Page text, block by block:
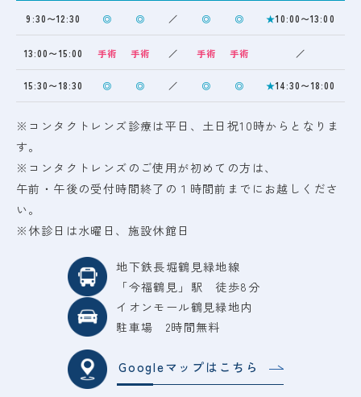
9:30〜12:30 ◎ ◎ ／ ◎ ◎ ★10:00〜13:00
13:00〜15:00 手術 手術 ／ 手術 手術 ／
15:30〜18:30 ◎ ◎ ／ ◎ ◎ ★14:30〜18:00
※コンタクトレンズ診療は平日、土日祝10時からとなりま
す。
※コンタクトレンズのご使用が初めての方は、
午前・午後の受付時間終了の１時間前までにお越しくださ
い。
※休診日は水曜日、施設休館日
地下鉄長堀鶴見緑地線
「今福鶴見」駅 徒歩8分
イオンモール鶴見緑地内
駐車場 2時間無料
Googleマップはこちら